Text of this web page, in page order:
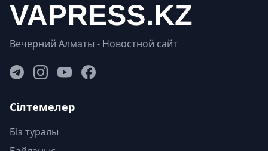
Вечерний Алматы - Новостной сайт
Сілтемелер
Біз туралы